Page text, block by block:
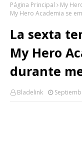
Página Principal My
My Hero Academia se
La sexta
My Hero
durante
Bladelink